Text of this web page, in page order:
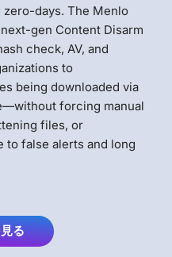
days. The Menlo
gen Content Disarm
check, AV, and
to
being downloaded via
forcing manual
files, or
false alerts and long
る